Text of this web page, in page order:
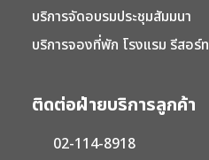
บริการจัดอบรมประชุมสัมมนา
บริการจองที่พัก โรงแรม รีสอร์ท
ติดต่อฝ่ายบริการลูกค้า
02-114-8918